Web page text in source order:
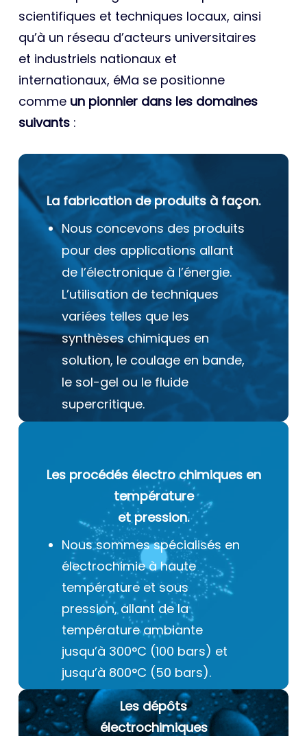
scientifiques et techniques locaux, ainsi
qu’à un réseau d’acteurs universitaires
et industriels nationaux et
internationaux, éMa se positionne
comme un pionnier dans les domaines
suivants :
La fabrication de produits à façon.
Nous concevons des produits
pour des applications allant
de l’électronique à l’énergie.
L’utilisation de techniques
variées telles que les
synthèses chimiques en
solution, le coulage en bande,
le sol-gel ou le fluide
supercritique.
Les procédés électro chimiques en
température
et pression.
Nous sommes spécialisés en
électrochimie à haute
température et sous
pression, allant de la
température ambiante
jusqu’à 300°C (100 bars) et
jusqu’à 800°C (50 bars).
Les dépôts
électrochimiques